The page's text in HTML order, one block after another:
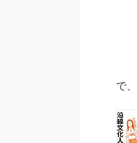
で、